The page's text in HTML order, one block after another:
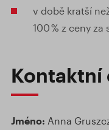
v době kratší
100 % z ceny za
Kontaktní
Jméno: Anna